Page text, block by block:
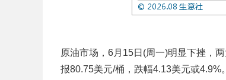
原油市场，6月15日(周一)明显下挫，
报80.75美元/桶，跌幅4.13美元或